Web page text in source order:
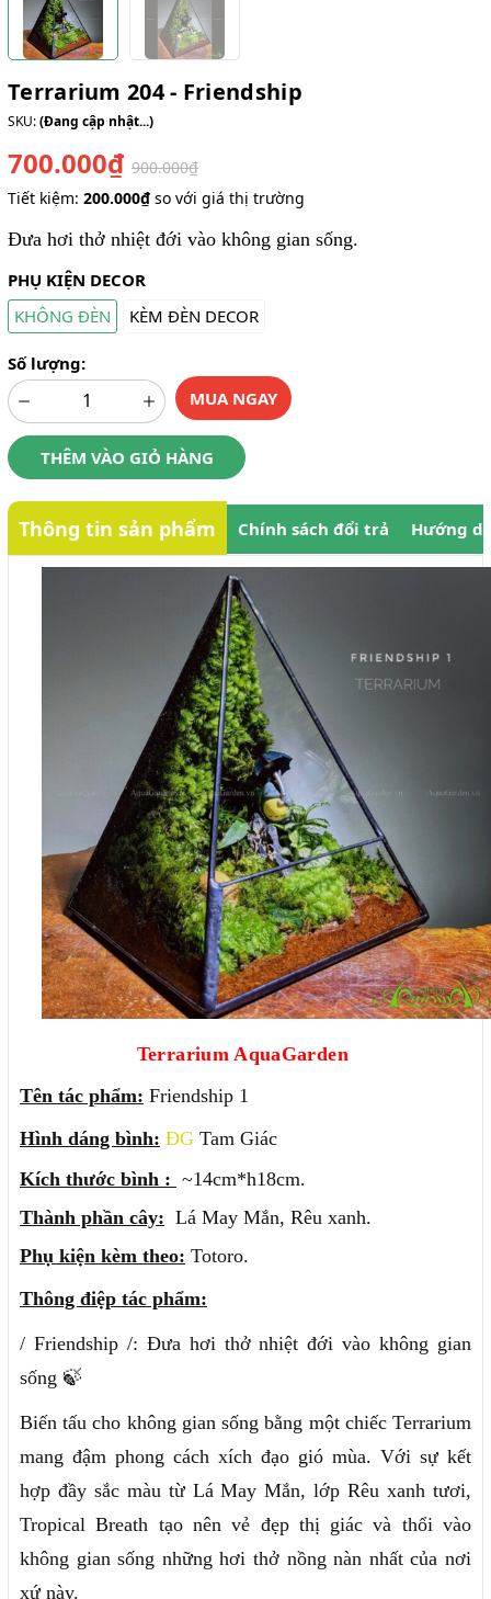
Terrarium 204 - Friendship
SKU:(Đang cập nhật...)
700.000₫ 900.000₫
Tiết kiệm: 200.000₫ so với giá thị trường
Đưa hơi thở nhiệt đới vào không gian sống.
PHỤ KIỆN DECOR
KHÔNG ĐÈN
KÈM ĐÈN DECOR
Số lượng:
MUA NGAY
THÊM VÀO GIỎ HÀNG
Thông tin sản phẩm Chính sách đổi trả Hướng
Terrarium AquaGarden
Tên tác phẩm: Friendship 1
Hình dáng bình: ĐG Tam Giác
Kích thước bình : ~14cm*h18cm.
Thành phần cây: Lá May Mắn, Rêu xanh.
Phụ kiện kèm theo: Totoro.
Thông điệp tác phẩm:
/ Friendship /: Đưa hơi thở nhiệt đới vào không gian
sống 🍃
Biến tấu cho không gian sống bằng một chiếc Terrarium
mang đậm phong cách xích đạo gió mùa. Với sự kết
hợp đầy sắc màu từ Lá May Mắn, lớp Rêu xanh tươi,
Tropical Breath tạo nên vẻ đẹp thị giác và thổi vào
không gian sống những hơi thở nồng nàn nhất của nơi
xứ này.